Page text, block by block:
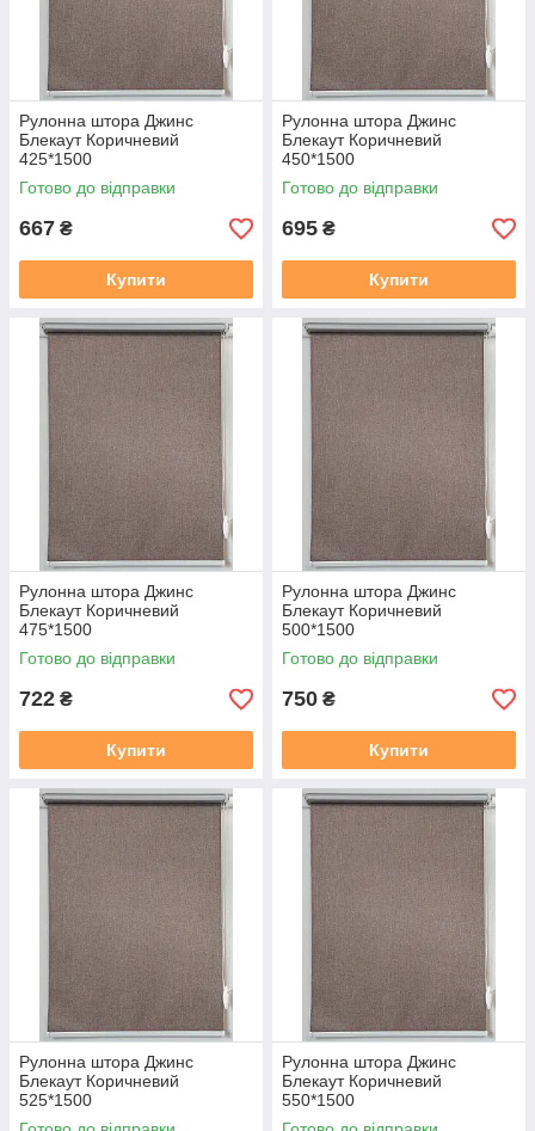
Рулонна штора Джинс
Блекаут Коричневий
425*1500
Готово до відправки
667 ₴
Купити
Рулонна штора Джинс
Блекаут Коричневий
450*1500
Готово до відправки
695 ₴
Купити
Рулонна штора Джинс
Блекаут Коричневий
475*1500
Готово до відправки
722 ₴
Купити
Рулонна штора Джинс
Блекаут Коричневий
500*1500
Готово до відправки
750 ₴
Купити
Рулонна штора Джинс
Блекаут Коричневий
525*1500
Рулонна штора Джинс
Блекаут Коричневий
550*1500